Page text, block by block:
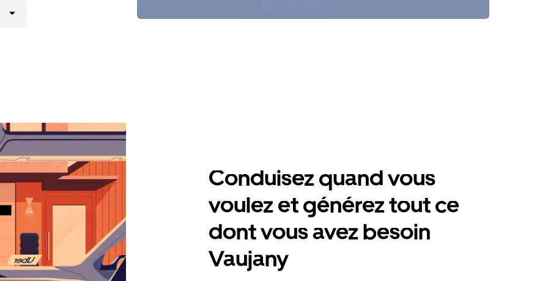
Conduisez quand vous
voulez et générez tout ce
dont vous avez besoin
Vaujany